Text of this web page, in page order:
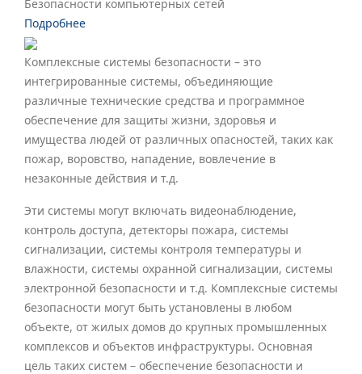
Безопасности компьютерных сетей
Подробнее
Комплексные системы безопасности – это
интегрированные системы, объединяющие
различные технические средства и программное
обеспечение для защиты жизни, здоровья и
имущества людей от различных опасностей, таких как
пожар, воровство, нападение, вовлечение в
незаконные действия и т.д.
Эти системы могут включать видеонаблюдение,
контроль доступа, детекторы пожара, системы
сигнализации, системы контроля температуры и
влажности, системы охранной сигнализации, системы
электронной безопасности и т.д. Комплексные системы
безопасности могут быть установлены в любом
объекте, от жилых домов до крупных промышленных
комплексов и объектов инфраструктуры. Основная
цель таких систем – обеспечение безопасности и